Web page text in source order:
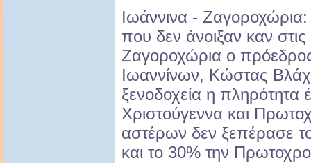
Ιωάννινα -
που δεν άνοιξαν καν
Ζαγοροχώρια ο
Ιωαννίνων, Κώστας
ξενοδοχεία η
Χριστούγεννα και
αστέρων δεν ξεπέρασε
και το 30% την